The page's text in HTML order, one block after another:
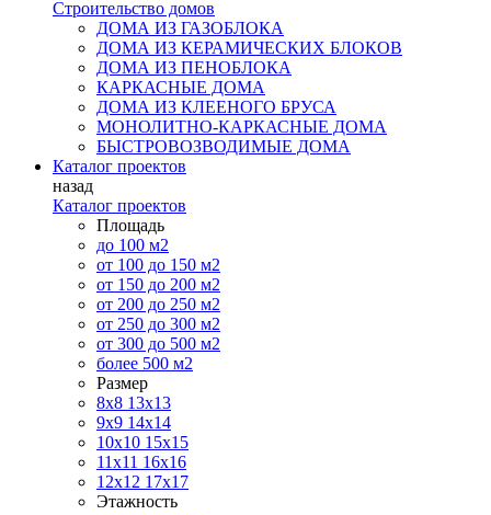
Строительство домов
ДОМА ИЗ ГАЗОБЛОКА
ДОМА ИЗ КЕРАМИЧЕСКИХ БЛОКОВ
ДОМА ИЗ ПЕНОБЛОКА
КАРКАСНЫЕ ДОМА
ДОМА ИЗ КЛЕЕНОГО БРУСА
МОНОЛИТНО-КАРКАСНЫЕ ДОМА
БЫСТРОВОЗВОДИМЫЕ ДОМА
Каталог проектов
назад
Каталог проектов
Площадь
до 100 м2
от 100 до 150 м2
от 150 до 200 м2
от 200 до 250 м2
от 250 до 300 м2
от 300 до 500 м2
более 500 м2
Размер
8х8 13х13
9х9 14х14
10х10 15х15
11x11 16х16
12х12 17х17
Этажность